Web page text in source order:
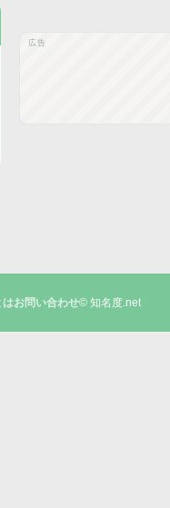
広告
はお問い合わせ© 知名度.net